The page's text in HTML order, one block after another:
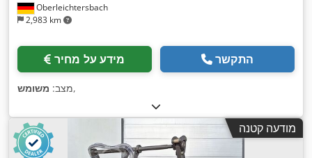
Oberleichtersbach
2,983 km
מידע על מחיר התקשר
מצב: משומש ,
מודעה קטנה